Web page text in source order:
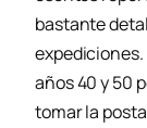
bastante
años 40 y 50
tomar la